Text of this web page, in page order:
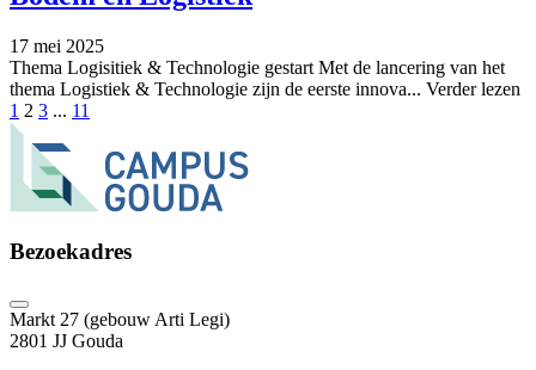
17 mei 2025
Thema Logisitiek & Technologie gestart Met de lancering van het
thema Logistiek & Technologie zijn de eerste innova... Verder lezen
1 2 3 ... 11
Bezoekadres
Markt 27 (gebouw Arti Legi)
2801 JJ Gouda